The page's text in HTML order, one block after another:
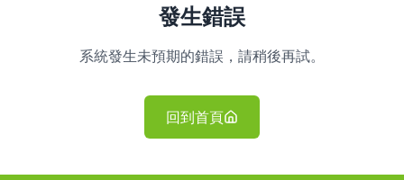
發生錯誤
系統發生未預期的錯誤，請稍後再試。
回到首頁